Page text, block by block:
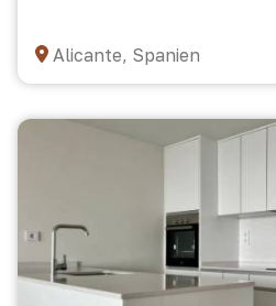
Alicante, Spanien